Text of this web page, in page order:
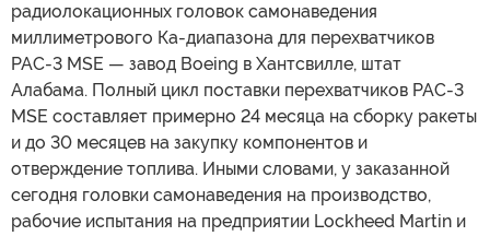
радиолокационных головок самонаведения
миллиметрового Ка-диапазона для перехватчиков
PAC-3 MSE — завод Boeing в Хантсвилле, штат
Алабама. Полный цикл поставки перехватчиков PAC-3
MSE составляет примерно 24 месяца на сборку ракеты
и до 30 месяцев на закупку компонентов и
отверждение топлива. Иными словами, у заказанной
сегодня головки самонаведения на производство,
рабочие испытания на предприятии Lockheed Martin и